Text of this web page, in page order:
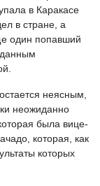
в Каракасе
в стране, а
один попавший
неясным,
неожиданно
была вице-
которая, как
которых